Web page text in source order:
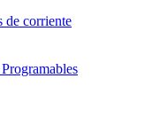
de corriente